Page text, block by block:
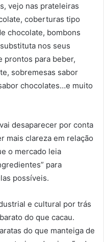
vejo nas prateleiras
coberturas tipo
chocolate, bombons
nos seus
prontos para beber,
sobremesas sabor
chocolates…e muito
desaparecer por conta
mais clareza em relação
o mercado leia
para
possíveis.
e cultural por trás
do que cacau.
do que manteiga de